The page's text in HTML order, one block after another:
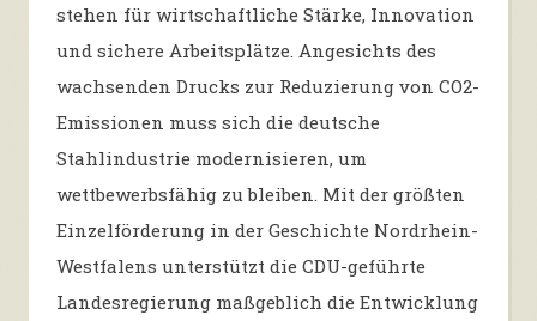
stehen für wirtschaftliche Stärke, Innovation
und sichere Arbeitsplätze. Angesichts des
wachsenden Drucks zur Reduzierung von CO2-
Emissionen muss sich die deutsche
Stahlindustrie modernisieren, um
wettbewerbsfähig zu bleiben. Mit der größten
Einzelförderung in der Geschichte Nordrhein-
Westfalens unterstützt die CDU-geführte
Landesregierung maßgeblich die Entwicklung